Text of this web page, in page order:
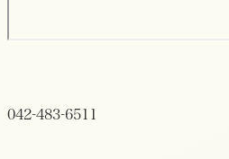
042-483-6511